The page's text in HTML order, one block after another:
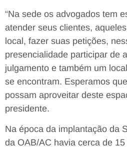
“Na sede os advogados tem
atender seus clientes,
local, fazer suas petições,
presencialidade participar de
julgamento e também um
se encontram. Esperamos
possam aproveitar deste
presidente.
Na época da implantação da
da OAB/AC havia cerca de